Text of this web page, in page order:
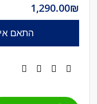
₪‏1,290.00
התאם